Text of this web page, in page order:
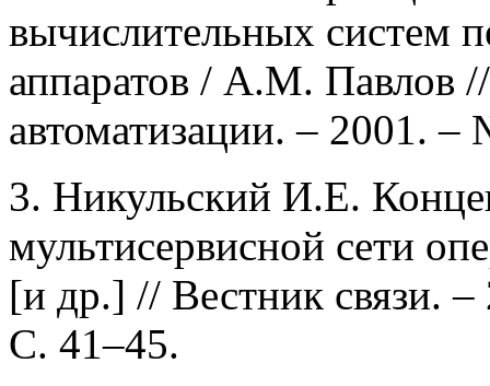
вычислительных систем
аппаратов / А.М. Павлов
автоматизации. – 2001. –
3. Никульский И.Е.
мультисервисной сети
[и др.] // Вестник связи.
С. 41–45.